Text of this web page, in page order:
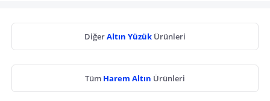
DiğerAltın Yüzük Ürünleri
Tüm Harem Altın Ürünleri